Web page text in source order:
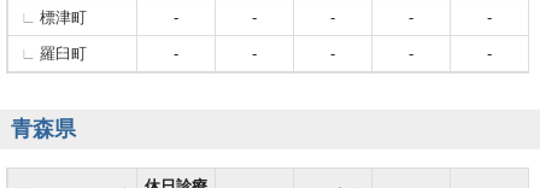
標津町
- - - -
-
羅臼町
- - - - -
青森県